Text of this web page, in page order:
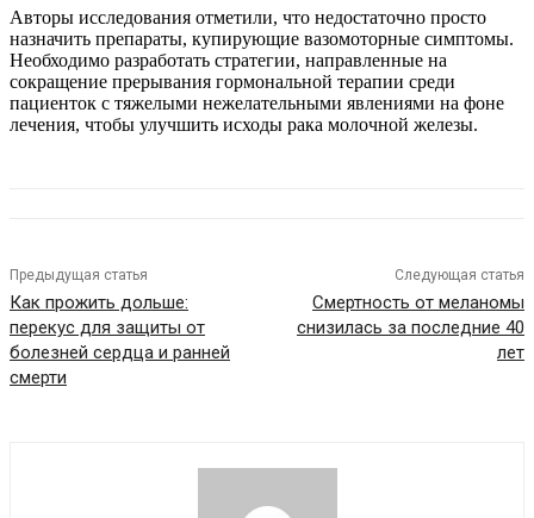
Авторы исследования отметили, что недостаточно просто
назначить препараты, купирующие вазомоторные симптомы.
Необходимо разработать стратегии, направленные на
сокращение прерывания гормональной терапии среди
пациенток с тяжелыми нежелательными явлениями на фоне
лечения, чтобы улучшить исходы рака молочной железы.
Предыдущая статья
Как прожить дольше:
перекус для защиты от
болезней сердца и ранней
смерти
Следующая статья
Смертность от меланомы
снизилась за последние 40
лет